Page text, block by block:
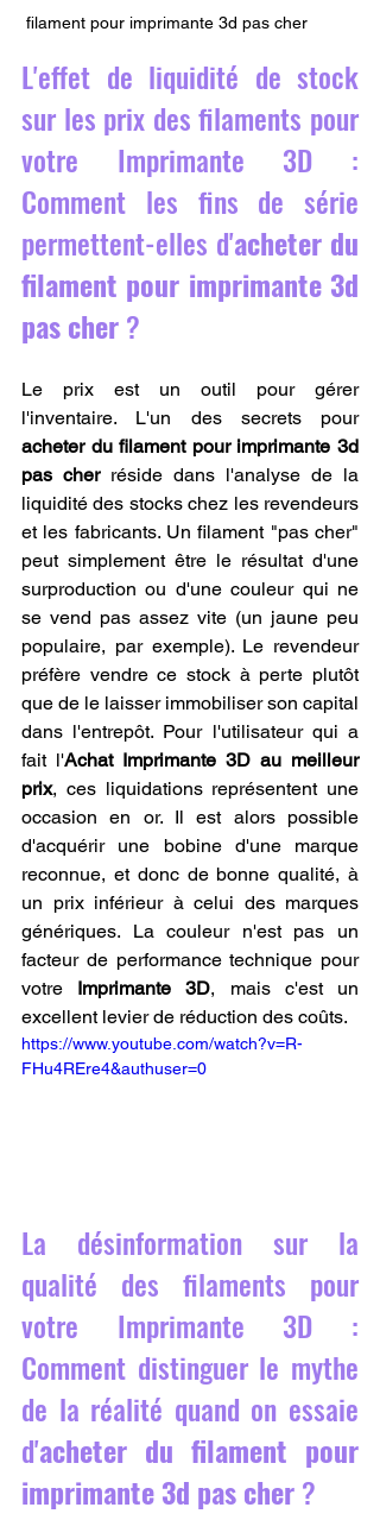
filament pour imprimante 3d pas cher
L'effet de liquidité de stock
sur les prix des filaments pour
votre Imprimante 3D :
Comment les fins de série
permettent-elles d'acheter du
filament pour imprimante 3d
pas cher ?
Le prix est un outil pour gérer
l'inventaire. L'un des secrets pour
acheter du filament pour imprimante 3d
pas cher réside dans l'analyse de la
liquidité des stocks chez les revendeurs
et les fabricants. Un filament "pas cher"
peut simplement être le résultat d'une
surproduction ou d'une couleur qui ne
se vend pas assez vite (un jaune peu
populaire, par exemple). Le revendeur
préfère vendre ce stock à perte plutôt
que de le laisser immobiliser son capital
dans l'entrepôt. Pour l'utilisateur qui a
fait l'Achat Imprimante 3D au meilleur
prix, ces liquidations représentent une
occasion en or. Il est alors possible
d'acquérir une bobine d'une marque
reconnue, et donc de bonne qualité, à
un prix inférieur à celui des marques
génériques. La couleur n'est pas un
facteur de performance technique pour
votre Imprimante 3D, mais c'est un
excellent levier de réduction des coûts.
https://www.youtube.com/watch?v=R-
FHu4REre4&authuser=0
La désinformation sur la
qualité des filaments pour
votre Imprimante 3D :
Comment distinguer le mythe
de la réalité quand on essaie
d'acheter du filament pour
imprimante 3d pas cher ?